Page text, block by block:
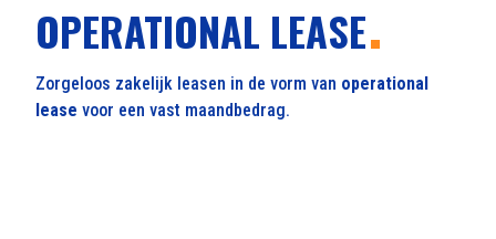
OPERATIONAL LEASE
Zorgeloos zakelijk leasen in de vorm van operational
lease voor een vast maandbedrag.